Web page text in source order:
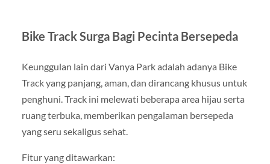
Bike Track Surga Bagi Pecinta Bersepeda
Keunggulan lain dari Vanya Park adalah adanya Bike
Track yang panjang, aman, dan dirancang khusus untuk
penghuni. Track ini melewati beberapa area hijau serta
ruang terbuka, memberikan pengalaman bersepeda
yang seru sekaligus sehat.
Fitur yang ditawarkan: